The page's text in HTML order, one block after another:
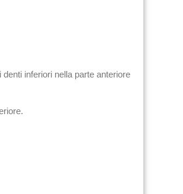
inferiori nella parte anteriore